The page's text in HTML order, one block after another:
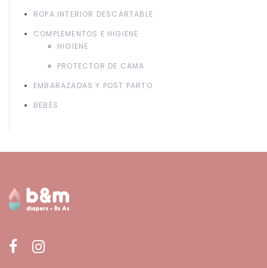
ROPA INTERIOR DESCARTABLE
COMPLEMENTOS E HIGIENE
HIGIENE
PROTECTOR DE CAMA
EMBARAZADAS Y POST PARTO
BEBÉS